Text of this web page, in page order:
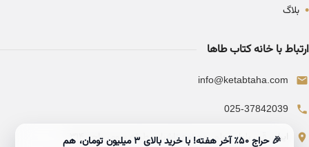
• بلاگ
ارتباط با خانه کتاب طاها
info@ketabtaha.com
025-37842039
ایران، قم، بلوار معلم، مجتمع ناشران، طبقه سوم، واحد ۳۱۴
🎉 حراج ۵۰٪ آخر هفته! با خرید بالای 3 میلیون تومان، هم